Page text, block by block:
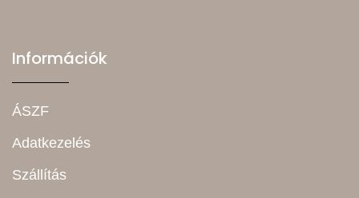
Információk
ÁSZF
Adatkezelés
Szállítás